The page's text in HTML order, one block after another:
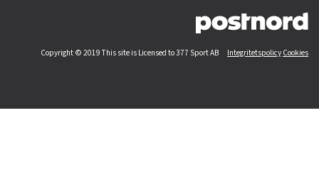
Copyright © 2019 This site is Licensed to 377 Sport AB Integritetspolicy Cookies